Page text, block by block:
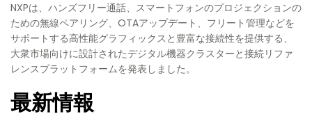
NXPは、ハンズフリー通話、スマートフォンのプロジェクションの
ための無線ペアリング、OTAアップデート、フリート管理などを
サポートする高性能グラフィックスと豊富な接続性を提供する、
大衆市場向けに設計されたデジタル機器クラスターと接続リファ
レンスプラットフォームを発表しました。
最新情報